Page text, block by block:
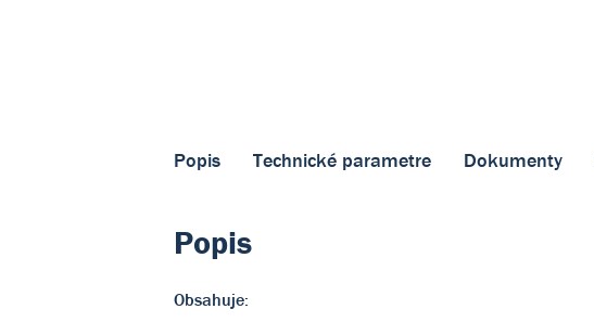
Popis Technické parametre Dokumenty
Popis
Obsahuje: